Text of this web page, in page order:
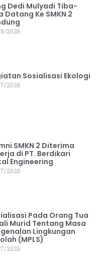
Dedi Mulyadi Tiba-
Datang Ke SMKN 2
2026
Sosialisasi Ekologi
2026
SMKN 2 Diterima
di PT. Berdikari
Engineering
2026
Pada Orang Tua
Murid Tentang Masa
Lingkungan
(MPLS)
2026